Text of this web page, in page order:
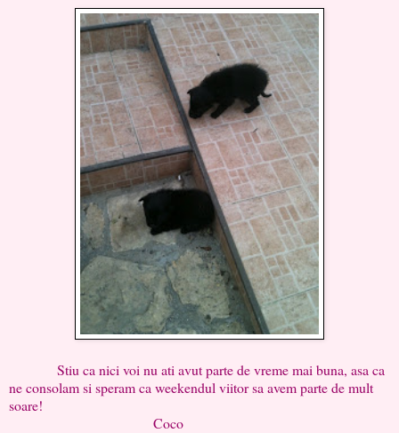
Stiu ca nici voi nu ati avut parte de vreme mai buna, asa ca
ne consolam si speram ca weekendul viitor sa avem parte de mult
soare!
Coco